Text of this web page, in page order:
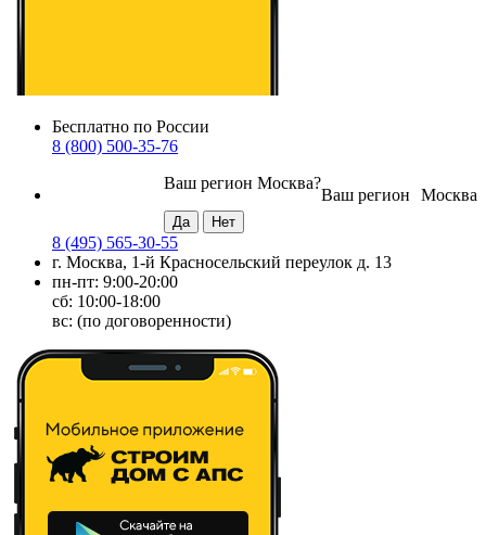
Бесплатно по России
8 (800) 500-35-76
Москва
Ваш регион
Ваш регион Москва?
8 (495) 565-30-55
г. Москва, 1-й Красносельский переулок д. 13
пн-пт: 9:00-20:00
сб: 10:00-18:00
вс: (по договоренности)